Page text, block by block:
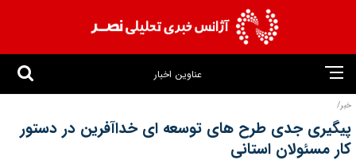
عناوین اخبار
خبر/
پیگیری جدی طرح‌ های توسعه‌ ای خداآفرین در دستور
کار مسئولان استانی